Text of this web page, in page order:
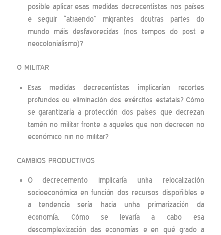
posible aplicar esas medidas decrecentistas nos países
e seguir “atraendo” migrantes doutras partes do
mundo máis desfavorecidas (nos tempos do post e
neocolonialismo)?
O MILITAR
Esas medidas decrecentistas implicarían recortes
profundos ou eliminación dos exércitos estatais? Cómo
se garantizaría a protección dos países que decrezan
tamén no militar fronte a aqueles que non decrecen no
económico nin no militar?
CAMBIOS PRODUCTIVOS
O decrecemento implicaría unha relocalización
socioeconómica en función dos recursos dispoñibles e
a tendencia sería hacia unha primarización da
economía. Cómo se levaría a cabo esa
descomplexización das economías e en qué grado a